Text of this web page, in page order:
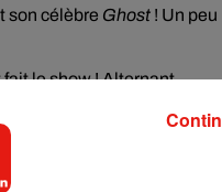
son célèbre Ghost ! Un peu
fait le show ! Alternant
les deux rappeurs !